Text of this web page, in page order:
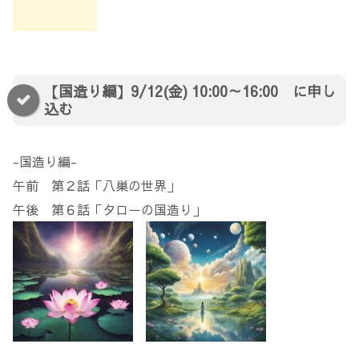
【国造り編】9/12(金) 10:00～16:00 に申し
込む
-国造り編-
午前 第２話「八巣の世界」
午後 第６話「タローの国造り」